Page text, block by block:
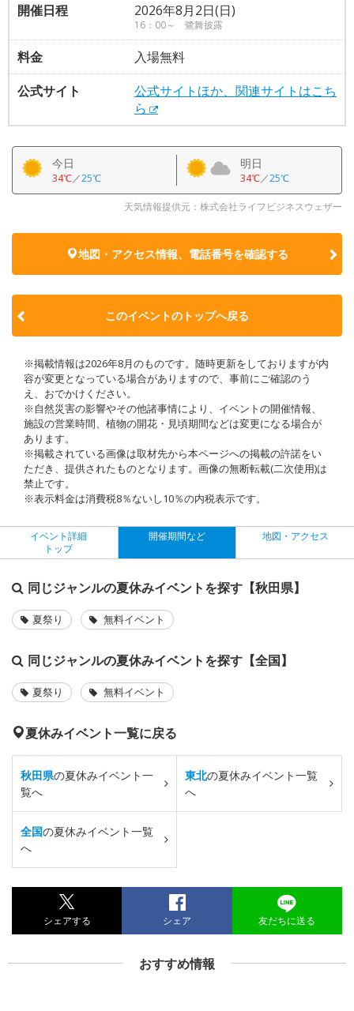
開催日程
2026年8月2日(日)
16：00～ 鷺舞披露
料金
入場無料
公式サイト
公式サイトほか、関連サイトはこち
ら
今日
34℃／25℃
明日
34℃／25℃
天気情報提供元：株式会社ライフビジネスウェザー
地図・アクセス情報、電話番号を確認する
このイベントのトップへ戻る
※掲載情報は2026年8月のものです。随時更新をしておりますが内
容が変更となっている場合がありますので、事前にご確認のう
え、おでかけください。
※自然災害の影響やその他諸事情により、イベントの開催情報、
施設の営業時間、植物の開花・見頃期間などは変更になる場合が
あります。
※掲載されている画像は取材先から本ページへの掲載の許諾をい
ただき、提供されたものとなります。画像の無断転載(二次使用)は
禁止です。
※表示料金は消費税8％ないし10％の内税表示です。
イベント詳細
トップ
開催期間など 地図・アクセス
同じジャンルの夏休みイベントを探す【秋田県】
夏祭り 無料イベント
同じジャンルの夏休みイベントを探す【全国】
夏祭り 無料イベント
夏休みイベント一覧に戻る
秋田県の夏休みイベント一
覧へ
東北の夏休みイベント一覧
へ
全国の夏休みイベント一覧
へ
シェアする シェア 友だちに送る
おすすめ情報